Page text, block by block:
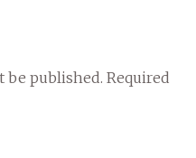
be published. Required